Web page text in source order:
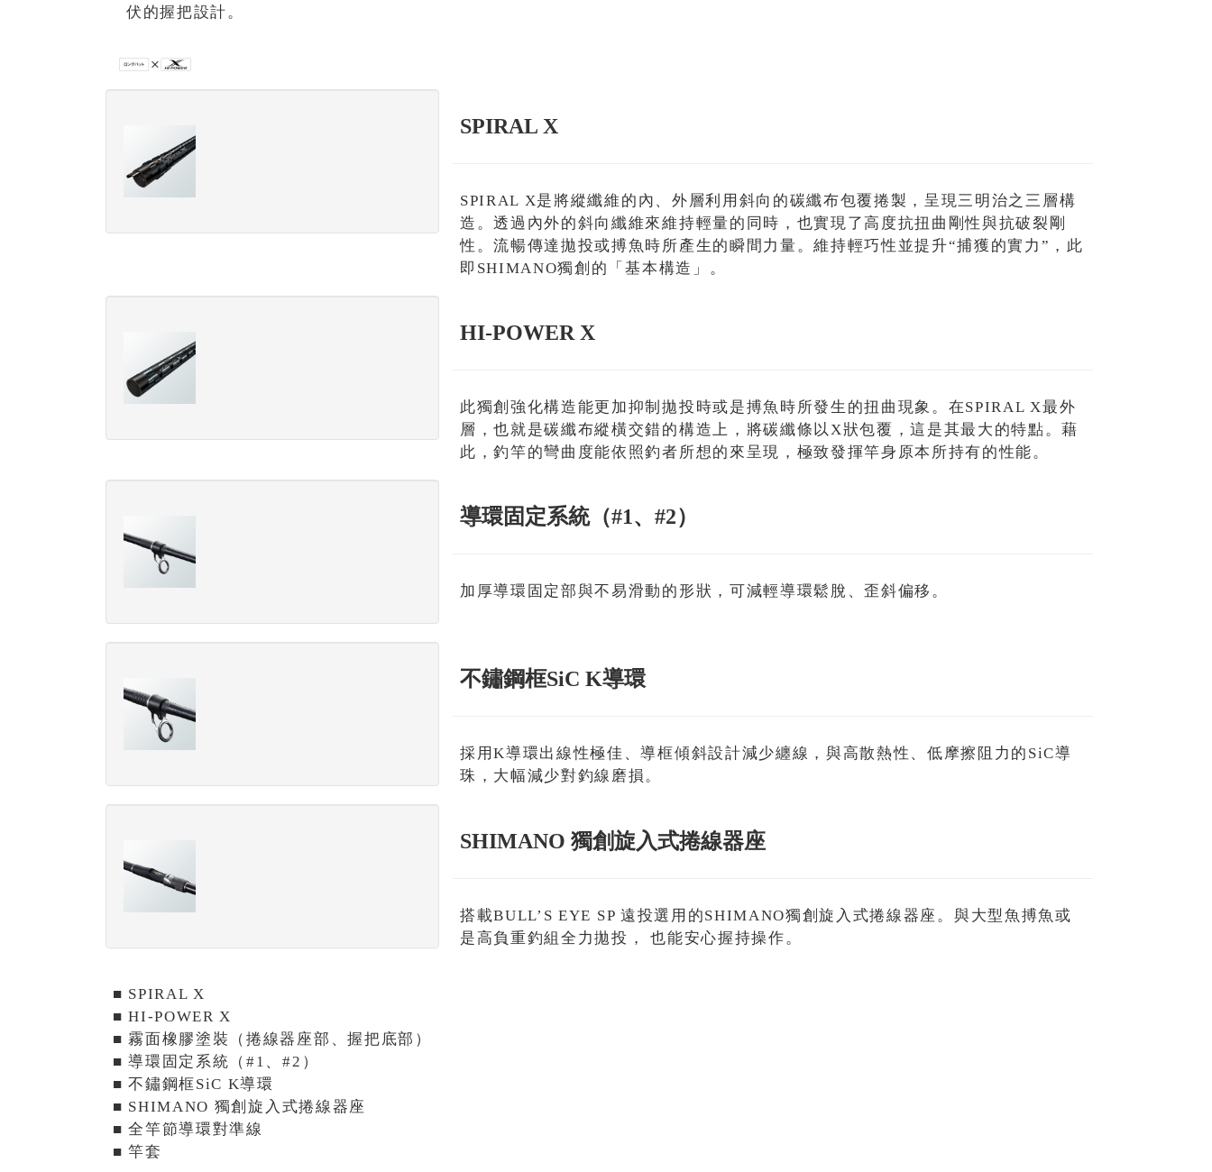
伏的握把設計。
SPIRAL X
SPIRAL X是將縱纖維的內、外層利用斜向的碳纖布包覆捲製，呈現三明治之三層構
造。透過內外的斜向纖維來維持輕量的同時，也實現了高度抗扭曲剛性與抗破裂剛
性。流暢傳達拋投或搏魚時所產生的瞬間力量。維持輕巧性並提升“捕獲的實力”，此
即SHIMANO獨創的「基本構造」。
HI-POWER X
此獨創強化構造能更加抑制拋投時或是搏魚時所發生的扭曲現象。在SPIRAL X最外
層，也就是碳纖布縱橫交錯的構造上，將碳纖條以X狀包覆，這是其最大的特點。藉
此，釣竿的彎曲度能依照釣者所想的來呈現，極致發揮竿身原本所持有的性能。
導環固定系統（#1、#2）
加厚導環固定部與不易滑動的形狀，可減輕導環鬆脫、歪斜偏移。
不鏽鋼框SiC K導環
採用K導環出線性極佳、導框傾斜設計減少纏線，與高散熱性、低摩擦阻力的SiC導
珠，大幅減少對釣線磨損。
SHIMANO 獨創旋入式捲線器座
搭載BULL’S EYE SP 遠投選用的SHIMANO獨創旋入式捲線器座。與大型魚搏魚或
是高負重釣組全力拋投， 也能安心握持操作。
■ SPIRAL X
■ HI-POWER X
■ 霧面橡膠塗裝（捲線器座部、握把底部）
■ 導環固定系統（#1、#2）
■ 不鏽鋼框SiC K導環
■ SHIMANO 獨創旋入式捲線器座
■ 全竿節導環對準線
■ 竿套